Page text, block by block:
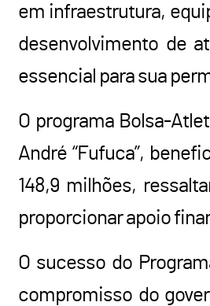
em infraestrutura,
desenvolvimento de
essencial para sua
O programa Bolsa-
André “Fufuca”,
148,9 milhões,
proporcionar apoio
O sucesso do
compromisso do